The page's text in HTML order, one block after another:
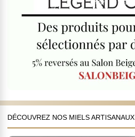
DÉCOUVREZ NOS MIELS ARTISANAUX